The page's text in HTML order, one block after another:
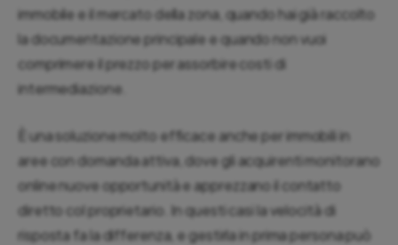
immobile e il mercato della zona, quando hai già raccolto
la documentazione principale e quando non vuoi
comprimere il prezzo per assorbire costi di
intermediazione.
È una soluzione molto efficace anche per immobili in
aree con domanda attiva, dove gli acquirenti monitorano
online nuove opportunità e apprezzano il contatto
diretto col proprietario. In questi casi la velocità di
risposta fa la differenza, e gestirla in prima persona può